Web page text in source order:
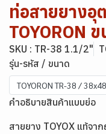
ท่อสายยางอุ
TOYORON
SKU : TR-38 1.1/2"
รุ่น-รหัส / ขนาด
TOYORON TR-38 /
คำอธิบายสินค้าแบบย่อ
สายยาง TOYOX แท้จ